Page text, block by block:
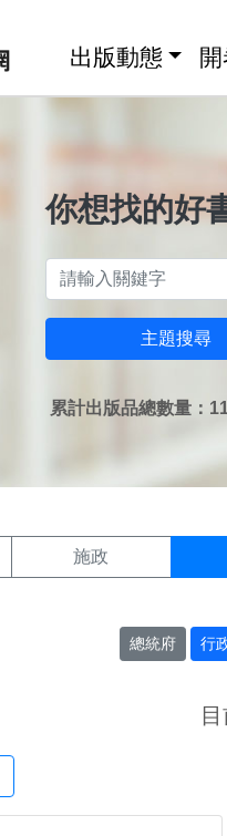
出版動態
你想找的好
主題搜尋
累計出版品總數量：
施政
總統府 行